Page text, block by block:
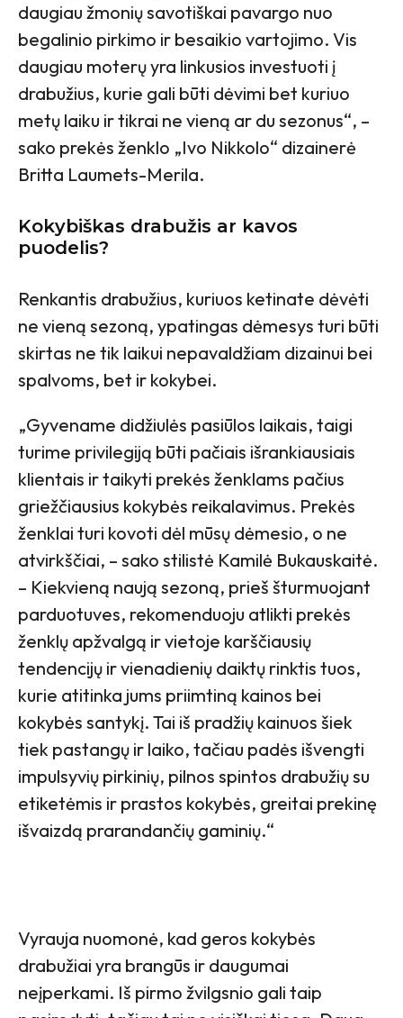
daugiau žmonių savotiškai pavargo nuo
begalinio pirkimo ir besaikio vartojimo. Vis
daugiau moterų yra linkusios investuoti į
drabužius, kurie gali būti dėvimi bet kuriuo
metų laiku ir tikrai ne vieną ar du sezonus“, –
sako prekės ženklo „Ivo Nikkolo“ dizainerė
Britta Laumets-Merila.
Kokybiškas drabužis ar kavos
puodelis?
Renkantis drabužius, kuriuos ketinate dėvėti
ne vieną sezoną, ypatingas dėmesys turi būti
skirtas ne tik laikui nepavaldžiam dizainui bei
spalvoms, bet ir kokybei.
„Gyvename didžiulės pasiūlos laikais, taigi
turime privilegiją būti pačiais išrankiausiais
klientais ir taikyti prekės ženklams pačius
griežčiausius kokybės reikalavimus. Prekės
ženklai turi kovoti dėl mūsų dėmesio, o ne
atvirkščiai, – sako stilistė Kamilė Bukauskaitė.
– Kiekvieną naują sezoną, prieš šturmuojant
parduotuves, rekomenduoju atlikti prekės
ženklų apžvalgą ir vietoje karščiausių
tendencijų ir vienadienių daiktų rinktis tuos,
kurie atitinka jums priimtiną kainos bei
kokybės santykį. Tai iš pradžių kainuos šiek
tiek pastangų ir laiko, tačiau padės išvengti
impulsyvių pirkinių, pilnos spintos drabužių su
etiketėmis ir prastos kokybės, greitai prekinę
išvaizdą prarandančių gaminių.“
Vyrauja nuomonė, kad geros kokybės
drabužiai yra brangūs ir daugumai
neįperkami. Iš pirmo žvilgsnio gali taip